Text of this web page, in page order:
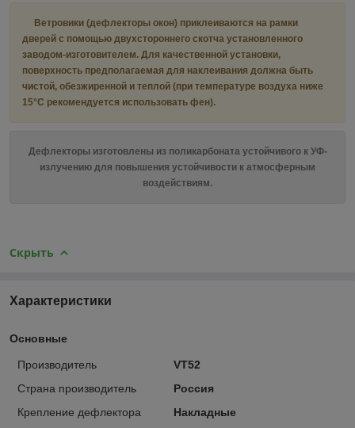
Ветровики (дефлекторы окон) приклеиваются на рамки
дверей с помощью двухстороннего скотча установленного
заводом-изготовителем. Для качественной установки,
поверхность предполагаемая для наклеивания должна быть
чистой, обезжиренной и теплой (при температуре воздуха ниже
15°C рекомендуется использовать фен).
Дефлекторы изготовлены из поликарбоната устойчивого к УФ-
излучению для повышения устойчивости к атмосферным
воздействиям.
Скрыть
Характеристики
Основные
Производитель
VT52
Страна производитель
Россия
Крепление дефлектора
Накладные